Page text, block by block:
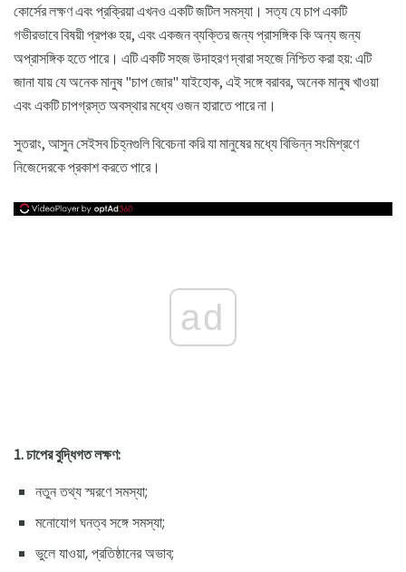
কোর্সের লক্ষণ এবং প্রক্রিয়া এখনও একটি জটিল সমস্যা। সত্য যে চাপ একটি
গভীরভাবে বিষয়ী প্রপঞ্চ হয়, এবং একজন ব্যক্তির জন্য প্রাসঙ্গিক কি অন্য জন্য
অপ্রাসঙ্গিক হতে পারে। এটি একটি সহজ উদাহরণ দ্বারা সহজে নিশ্চিত করা হয়: এটি
জানা যায় যে অনেক মানুষ "চাপ জোর" যাইহোক, এই সঙ্গে বরাবর, অনেক মানুষ খাওয়া
এবং একটি চাপগ্রস্ত অবস্থার মধ্যে ওজন হারাতে পারে না।
সুতরাং, আসুন সেইসব চিহ্নগুলি বিবেচনা করি যা মানুষের মধ্যে বিভিন্ন সংমিশ্রণে
নিজেদেরকে প্রকাশ করতে পারে।
ad
1. চাপের বুদ্ধিগত লক্ষণ:
নতুন তথ্য স্মরণে সমস্যা;
মনোযোগ ঘনত্ব সঙ্গে সমস্যা;
ভুলে যাওয়া, প্রতিষ্ঠানের অভাব;